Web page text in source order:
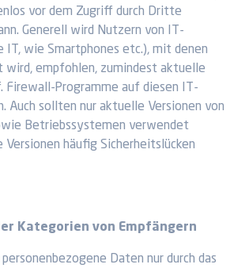
vor dem Zugriff durch Dritte
Generell wird Nutzern von IT-
IT, wie Smartphones etc.), mit denen
empfohlen, zumindest aktuelle
Firewall-Programme auf diesen IT-
Auch sollten nur aktuelle Versionen von
Betriebssystemen verwendet
häufig Sicherheitslücken
Kategorien von Empfängern
Daten nur durch das